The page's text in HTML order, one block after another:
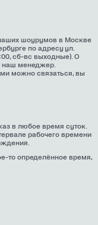
шоурумов в Москве
по адресу ул.
сб-вс выходные). О
наш менеджер.
можно связаться, вы
в любое время суток.
рабочего времени
то определённое время,